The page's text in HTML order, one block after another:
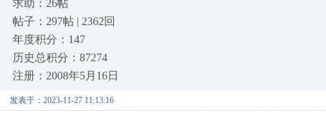
求助：26帖
帖子：297帖 | 2362回
年度积分：147
历史总积分：87274
注册：2008年5月16日
发表于：2023-11-27 11:13:16